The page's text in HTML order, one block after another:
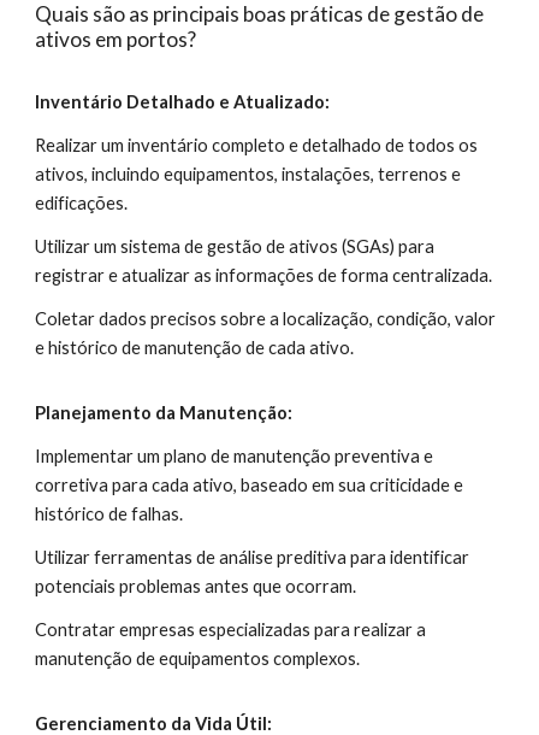
Quais são as principais boas práticas de gestão de
ativos em portos?
Inventário Detalhado e Atualizado:
Realizar um inventário completo e detalhado de todos os
ativos, incluindo equipamentos, instalações, terrenos e
edificações.
Utilizar um sistema de gestão de ativos (SGAs) para
registrar e atualizar as informações de forma centralizada.
Coletar dados precisos sobre a localização, condição, valor
e histórico de manutenção de cada ativo.
Planejamento da Manutenção:
Implementar um plano de manutenção preventiva e
corretiva para cada ativo, baseado em sua criticidade e
histórico de falhas.
Utilizar ferramentas de análise preditiva para identificar
potenciais problemas antes que ocorram.
Contratar empresas especializadas para realizar a
manutenção de equipamentos complexos.
Gerenciamento da Vida Útil: